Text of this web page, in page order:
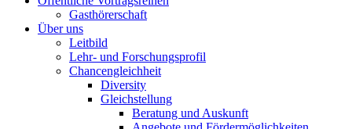
Gasthörerschaft
Über uns
Leitbild
Lehr- und Forschungsprofil
Chancengleichheit
Diversity
Gleichstellung
Beratung und Auskunft